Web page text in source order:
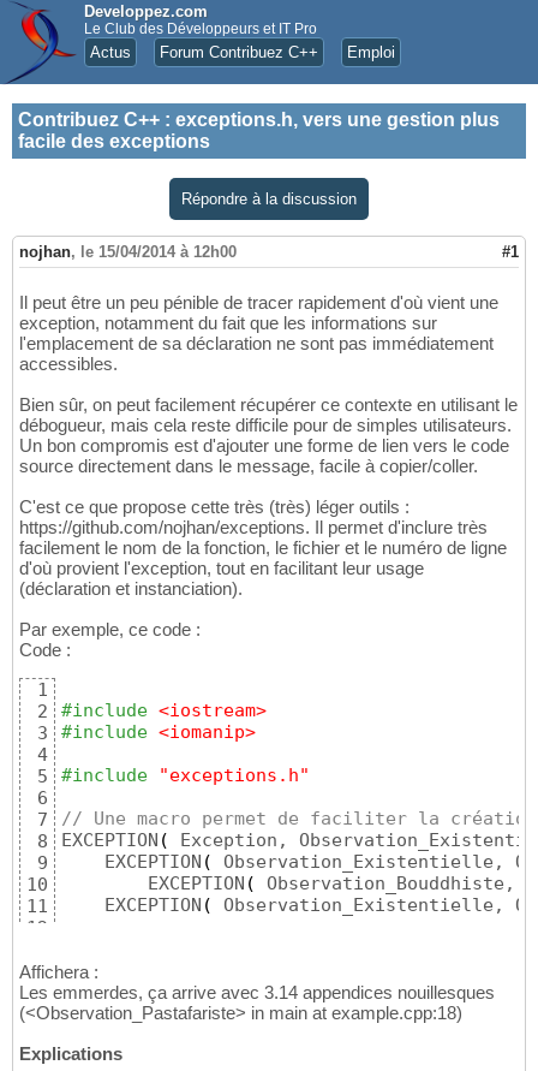
Developpez.com
Le Club des Développeurs et IT Pro
Actus Forum Contribuez C++ Emploi
Contribuez C++ : exceptions.h, vers une gestion plus
facile des exceptions
Répondre à la discussion
nojhan, le 15/04/2014 à 12h00 #1
Il peut être un peu pénible de tracer rapidement d'où vient une
exception, notamment du fait que les informations sur
l'emplacement de sa déclaration ne sont pas immédiatement
accessibles.
Bien sûr, on peut facilement récupérer ce contexte en utilisant le
débogueur, mais cela reste difficile pour de simples utilisateurs.
Un bon compromis est d'ajouter une forme de lien vers le code
source directement dans le message, facile à copier/coller.
C'est ce que propose cette très (très) léger outils :
https://github.com/nojhan/exceptions. Il permet d'inclure très
facilement le nom de la fonction, le fichier et le numéro de ligne
d'où provient l'exception, tout en facilitant leur usage
(déclaration et instanciation).
Par exemple, ce code :
Code :
1
2
3
4
5
6
7
8
9
10
11
12
14
15
16
18
#include <iostream>
#include <iomanip>
#include "exceptions.h"
// Une macro permet de faciliter la
EXCEPTION (
Exception,
    EXCEPTION
(
Observation_Existentielle,
        EXCEPTION
(
Observation_Bouddhiste,
    EXCEPTION
(
Observation_Existentielle,
{
try {
double pi = 3.1415926535;
        RAISE
Affichera :
Les emmerdes, ça arrive avec 3.14 appendices nouillesques
(<Observation_Pastafariste> in main at example.cpp:18)
Explications